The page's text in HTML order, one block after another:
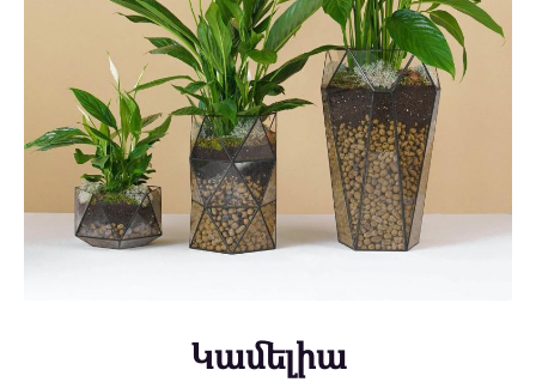
Կամելիա